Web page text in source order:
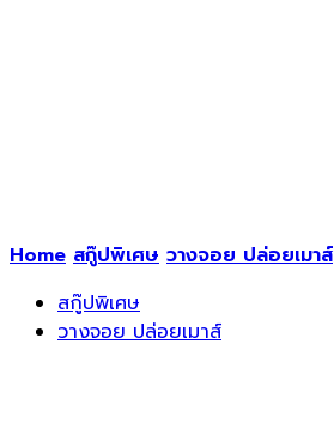
Home สกู๊ปพิเศษ วางจอย ปล่อยเมาส์
สกู๊ปพิเศษ
วางจอย ปล่อยเมาส์